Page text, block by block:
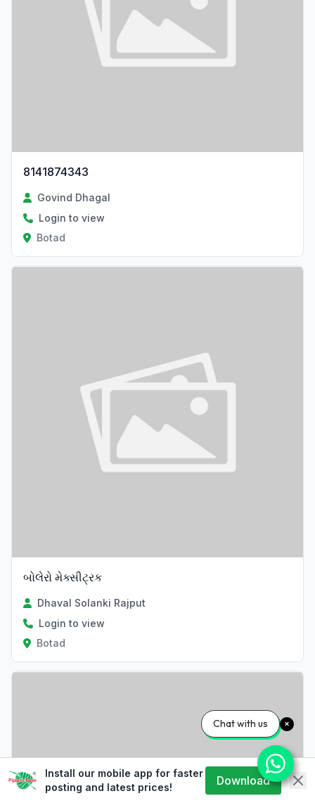
8141874343
Govind Dhagal
Login to view
Botad
બોલેરો મેક્સીટ્રક
Dhaval Solanki Rajput
Login to view
Botad
Install our mobile app for faster
posting and latest prices!
Download
Chat with us